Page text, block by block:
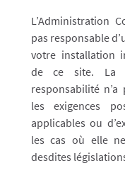
L’Administration
pas responsable
votre installation
de ce site. La
responsabilité
les exigences
applicables ou
les cas où elle
desdites